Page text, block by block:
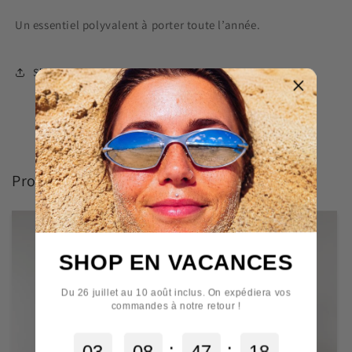
Un essentiel polyvalent à porter toute l’année.
Share
Produit en vedette
SHOP EN VACANCES
Du 26 juillet au 10 août inclus. On expédiera vos
commandes à notre retour !